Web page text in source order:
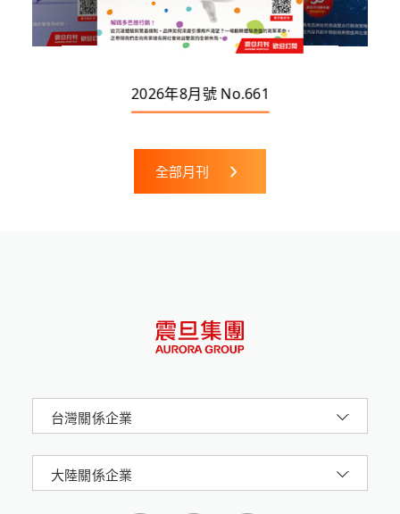
2026年8月號 No.661
全部月刊
台灣關係企業
大陸關係企業